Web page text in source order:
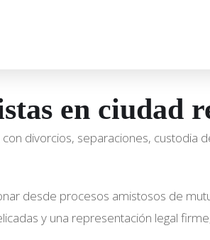
en ciudad
divorcios, separaciones, custodia
desde procesos amistosos de
y una representación legal